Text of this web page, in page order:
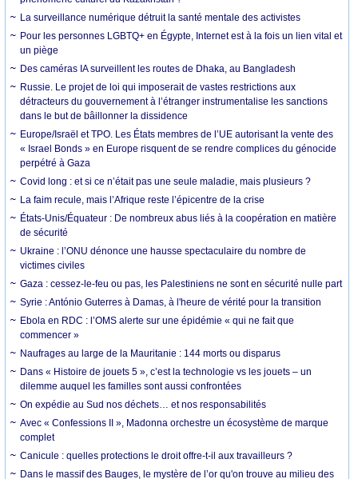
La surveillance numérique détruit la santé mentale des activistes
Pour les personnes LGBTQ+ en Égypte, Internet est à la fois un lien vital et
un piège
Des caméras IA surveillent les routes de Dhaka, au Bangladesh
Russie. Le projet de loi qui imposerait de vastes restrictions aux
détracteurs du gouvernement à l’étranger instrumentalise les sanctions
dans le but de bâillonner la dissidence
Europe/Israël et TPO. Les États membres de l’UE autorisant la vente des
« Israel Bonds » en Europe risquent de se rendre complices du génocide
perpétré à Gaza
Covid long : et si ce n’était pas une seule maladie, mais plusieurs ?
La faim recule, mais l’Afrique reste l’épicentre de la crise
États-Unis/Équateur : De nombreux abus liés à la coopération en matière
de sécurité
Ukraine : l’ONU dénonce une hausse spectaculaire du nombre de
victimes civiles
Gaza : cessez-le-feu ou pas, les Palestiniens ne sont en sécurité nulle part
Syrie : António Guterres à Damas, à l'heure de vérité pour la transition
Ebola en RDC : l’OMS alerte sur une épidémie « qui ne fait que
commencer »
Naufrages au large de la Mauritanie : 144 morts ou disparus
Dans « Histoire de jouets 5 », c’est la technologie vs les jouets – un
dilemme auquel les familles sont aussi confrontées
On expédie au Sud nos déchets… et nos responsabilités
Avec « Confessions II », Madonna orchestre un écosystème de marque
complet
Canicule : quelles protections le droit offre-t-il aux travailleurs ?
Dans le massif des Bauges, le mystère de l’or qu'on trouve au milieu des